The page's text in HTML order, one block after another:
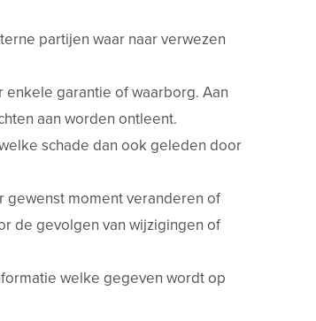
partijen waar naar verwezen
enkele garantie of waarborg. Aan
aan worden ontleent.
schade dan ook geleden door
gewenst moment veranderen of
de gevolgen van wijzigingen of
welke gegeven wordt op